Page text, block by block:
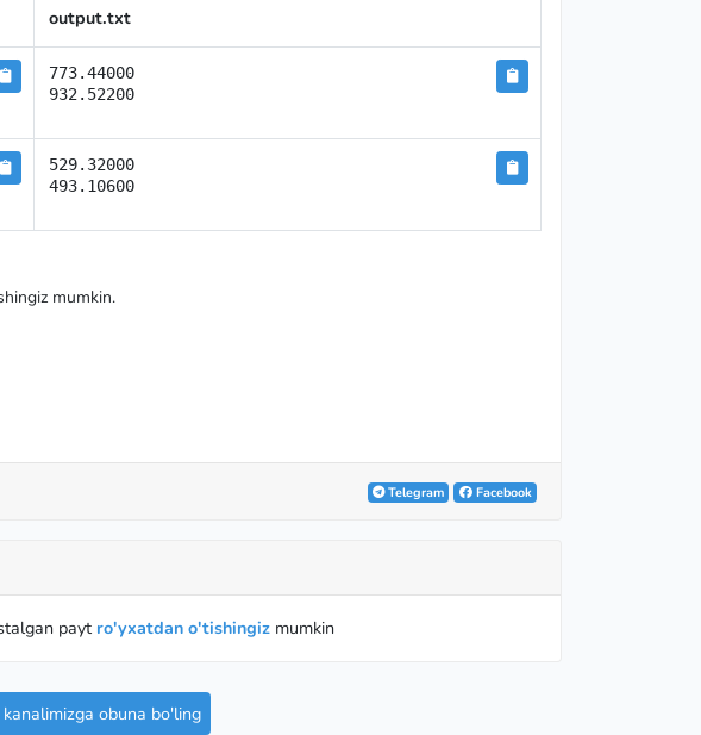
output.txt
773.44000
932.52200
529.32000
493.10600
mumkin.
Telegram Facebook
payt ro'yxatdan o'tishingizmumkin
obuna bo'ling